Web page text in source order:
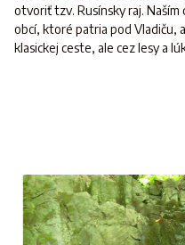
otvoriť tzv. Rusínsky raj.
obcí, ktoré patria pod Vladiču,
klasickej ceste, ale cez lesy a